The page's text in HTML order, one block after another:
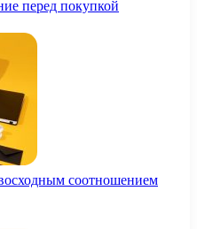
перед покупкой
соотношением